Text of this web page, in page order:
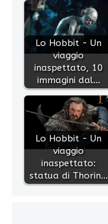
Lo Hobbit - Un
viaggio
inaspettato, 10
immagini dal…
Lo Hobbit - Un
viaggio
inaspettato:
statua di Thorin…